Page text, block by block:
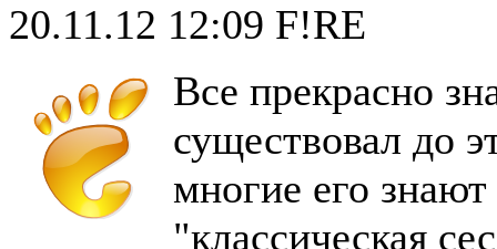
20.11.12 12:09 F!RE
Все прекрасно
существовал до
многие его
"классическая